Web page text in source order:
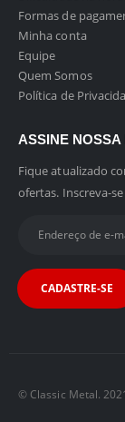
Formas de
Minha conta
Equipe
Quem Somos
Política de
ASSINE NOSSA
Fique atualizado
ofertas. Inscreva-
© Classic Metal.